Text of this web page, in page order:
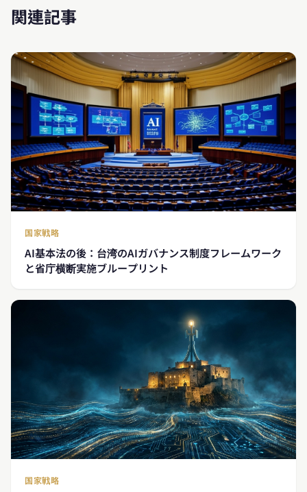
関連記事
国家戦略
AI基本法の後：台湾のAIガバナンス制度フレームワーク
と省庁横断実施ブループリント
国家戦略